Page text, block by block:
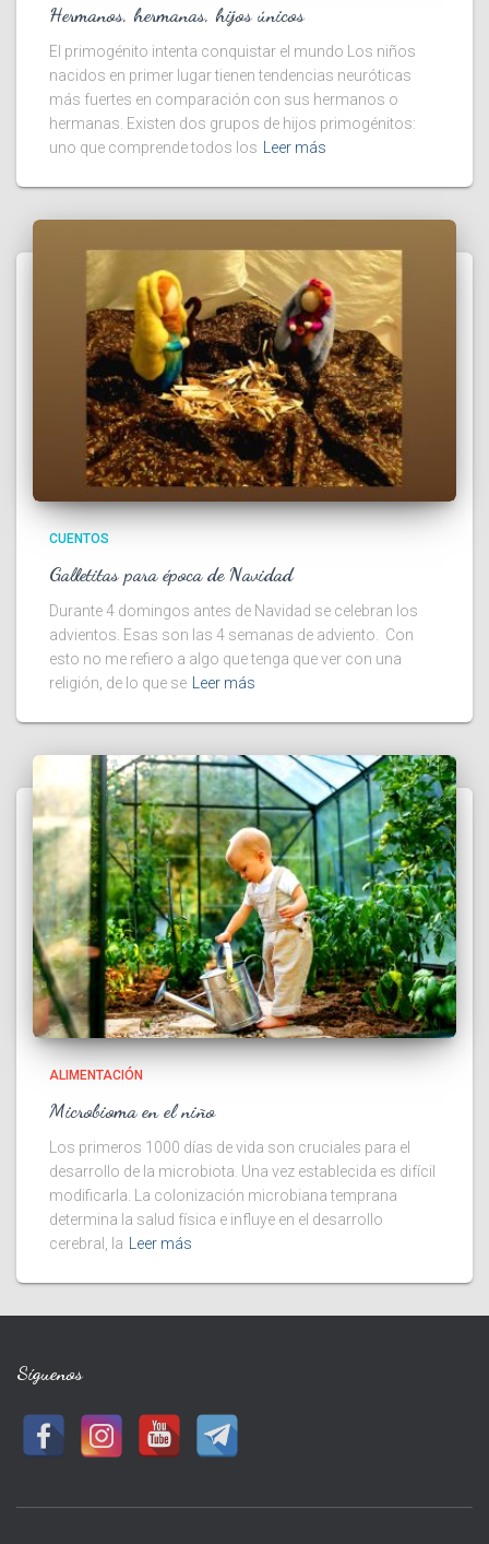
Hermanos, hermanas, hijos únicos
El primogénito intenta conquistar el mundo Los niños
nacidos en primer lugar tienen tendencias neuróticas
más fuertes en comparación con sus hermanos o
hermanas. Existen dos grupos de hijos primogénitos:
uno que comprende todos los
Leer más
CUENTOS
Galletitas para época de Navidad
Durante 4 domingos antes de Navidad se celebran los
advientos. Esas son las 4 semanas de adviento. Con
esto no me refiero a algo que tenga que ver con una
religión, de lo que se Leer más
ALIMENTACIÓN
Microbioma en el niño
Los primeros 1000 días de vida son cruciales para el
desarrollo de la microbiota. Una vez establecida es difícil
modificarla. La colonización microbiana temprana
determina la salud física e influye en el desarrollo
cerebral, la
Leer más
Síguenos